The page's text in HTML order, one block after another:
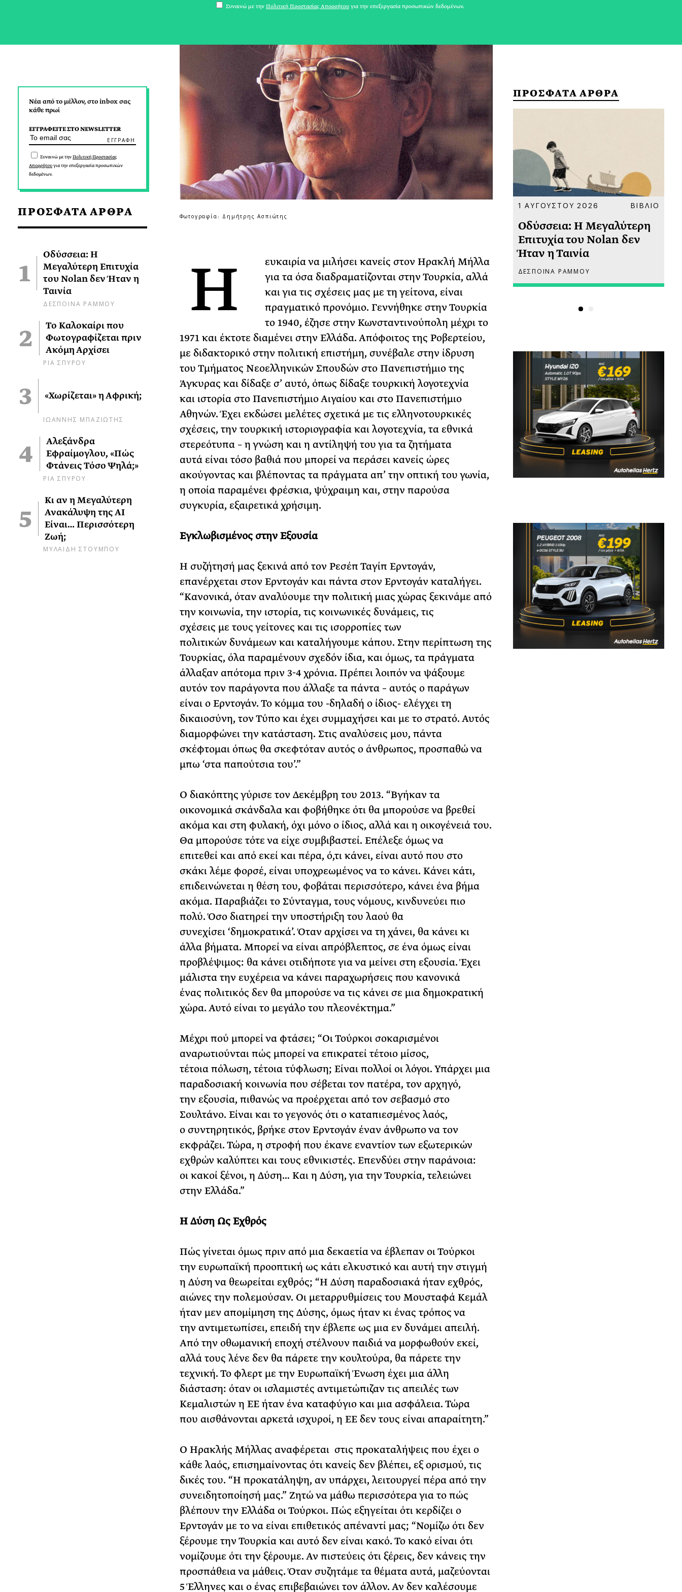
Νέα από το μέλλον, στο inbox σας
κάθε πρωί
ΕΓΓΡΑΦΕΙΤΕ ΣΤΟ NEWSLETTER
Συναινώ με τηνΠολιτική Προστασίας
Απορρήτουγια την επεξεργασία προσωπικών
δεδομένων.
ΠΡΟΣΦΑΤΑ ΑΡΘΡΑ
Οδύσσεια: Η
Μεγαλύτερη Επιτυχία
του Nolan δεν Ήταν η
Ταινία
ΔΕΣΠΟΙΝΑ ΡΑΜΜΟΥ
Το Καλοκαίρι που
Φωτογραφίζεται πριν
Ακόμη Αρχίσει
ΡΙΑ ΣΠΥΡΟΥ
«Χωρίζεται» η Αφρική;
ΙΩΑΝΝΗΣ ΜΠΑΖΙΩΤΗΣ
Αλεξάνδρα
Εφραίμογλου, «Πώς
Φτάνεις Τόσο Ψηλά;»
ΡΙΑ ΣΠΥΡΟΥ
Κι αν η Μεγαλύτερη
Ανακάλυψη της AI
Είναι… Περισσότερη
Ζωή;
ΜΥΛΑΙΔΗ ΣΤΟΥΜΠΟΥ
Φωτογραφία: Δημήτρης Ασπιώτης
Η
ευκαιρία να μιλήσει κανείς στον Ηρακλή Μήλλα
για τα όσα διαδραματίζονται στην Τουρκία, αλλά
και για τις σχέσεις μας με τη γείτονα, είναι
πραγματικό προνόμιο. Γεννήθηκε στην Τουρκία
το 1940, έζησε στην Κωνσταντινούπολη μέχρι το
1971 και έκτοτε διαμένει στην Ελλάδα. Απόφοιτος της Ροβερτείου,
με διδακτορικό στην πολιτική επιστήμη, συνέβαλε στην ίδρυση
του Τμήματος Νεοελληνικών Σπουδών στο Πανεπιστήμιο της
Άγκυρας και δίδαξε σ’ αυτό, όπως δίδαξε τουρκική λογοτεχνία
και ιστορία στο Πανεπιστήμιο Αιγαίου και στο Πανεπιστήμιο
Αθηνών. Έχει εκδώσει μελέτες σχετικά με τις ελληνοτουρκικές
σχέσεις, την τουρκική ιστοριογραφία και λογοτεχνία, τα εθνικά
στερεότυπα – η γνώση και η αντίληψή του για τα ζητήματα
αυτά είναι τόσο βαθιά που μπορεί να περάσει κανείς ώρες
ακούγοντας και βλέποντας τα πράγματα απ’ την οπτική του γωνία,
η οποία παραμένει φρέσκια, ψύχραιμη και, στην παρούσα
συγκυρία, εξαιρετικά χρήσιμη.
Εγκλωβισμένος στην Εξουσία
Η συζήτησή μας ξεκινά από τον Ρεσέπ Ταγίπ Ερντογάν,
επανέρχεται στον Ερντογάν και πάντα στον Ερντογάν καταλήγει.
“Κανονικά, όταν αναλύουμε την πολιτική μιας χώρας ξεκινάμε από
την κοινωνία, την ιστορία, τις κοινωνικές δυνάμεις, τις
σχέσεις με τους γείτονες και τις ισορροπίες των
πολιτικών δυνάμεων και καταλήγουμε κάπου. Στην περίπτωση της
Τουρκίας, όλα παραμένουν σχεδόν ίδια, και όμως, τα πράγματα
άλλαξαν απότομα πριν 3-4 χρόνια. Πρέπει λοιπόν να ψάξουμε
αυτόν τον παράγοντα που άλλαξε τα πάντα – αυτός ο παράγων
είναι ο Ερντογάν. Το κόμμα του -δηλαδή ο ίδιος- ελέγχει τη
δικαιοσύνη, τον Τύπο και έχει συμμαχήσει και με το στρατό. Αυτός
διαμορφώνει την κατάσταση. Στις αναλύσεις μου, πάντα
σκέφτομαι όπως θα σκεφτόταν αυτός ο άνθρωπος, προσπαθώ να
μπω ‘στα παπούτσια του’.”
Ο διακόπτης γύρισε τον Δεκέμβρη του 2013. “Βγήκαν τα
οικονομικά σκάνδαλα και φοβήθηκε ότι θα μπορούσε να βρεθεί
ακόμα και στη φυλακή, όχι μόνο ο ίδιος, αλλά και η οικογένειά του.
Θα μπορούσε τότε να είχε συμβιβαστεί. Επέλεξε όμως να
επιτεθεί και από εκεί και πέρα, ό,τι κάνει, είναι αυτό που στο
σκάκι λέμε φορσέ, είναι υποχρεωμένος να το κάνει. Κάνει κάτι,
επιδεινώνεται η θέση του, φοβάται περισσότερο, κάνει ένα βήμα
ακόμα. Παραβιάζει το Σύνταγμα, τους νόμους, κινδυνεύει πιο
πολύ. Όσο διατηρεί την υποστήριξη του λαού θα
συνεχίσει ‘δημοκρατικά’. Όταν αρχίσει να τη χάνει, θα κάνει κι
άλλα βήματα. Μπορεί να είναι απρόβλεπτος, σε ένα όμως είναι
προβλέψιμος: θα κάνει οτιδήποτε για να μείνει στη εξουσία. Έχει
μάλιστα την ευχέρεια να κάνει παραχωρήσεις που κανονικά
ένας πολιτικός δεν θα μπορούσε να τις κάνει σε μια δημοκρατική
χώρα. Αυτό είναι το μεγάλο του πλεονέκτημα.”
Μέχρι πού μπορεί να φτάσει; “Οι Τούρκοι σοκαρισμένοι
αναρωτιούνται πώς μπορεί να επικρατεί τέτοιο μίσος,
τέτοια πόλωση, τέτοια τύφλωση; Είναι πολλοί οι λόγοι. Υπάρχει μια
παραδοσιακή κοινωνία που σέβεται τον πατέρα, τον αρχηγό,
την εξουσία, πιθανώς να προέρχεται από τον σεβασμό στο
Σουλτάνο. Είναι και το γεγονός ότι ο καταπιεσμένος λαός,
ο συντηρητικός, βρήκε στον Ερντογάν έναν άνθρωπο να τον
εκφράζει. Τώρα, η στροφή που έκανε εναντίον των εξωτερικών
εχθρών καλύπτει και τους εθνικιστές. Επενδύει στην παράνοια:
οι κακοί ξένοι, η Δύση… Και η Δύση, για την Τουρκία, τελειώνει
στην Ελλάδα.”
Η Δύση Ως Εχθρός
Πώς γίνεται όμως πριν από μια δεκαετία να έβλεπαν οι Τούρκοι
την ευρωπαϊκή προοπτική ως κάτι ελκυστικό και αυτή την στιγμή
η Δύση να θεωρείται εχθρός; “Η Δύση παραδοσιακά ήταν εχθρός,
αιώνες την πολεμούσαν. Οι μεταρρυθμίσεις του Μουσταφά Κεμάλ
ήταν μεν απομίμηση της Δύσης, όμως ήταν κι ένας τρόπος να
την αντιμετωπίσει, επειδή την έβλεπε ως μια εν δυνάμει απειλή.
Από την οθωμανική εποχή στέλνουν παιδιά να μορφωθούν εκεί,
αλλά τους λένε δεν θα πάρετε την κουλτούρα, θα πάρετε την
τεχνική. Το φλερτ με την Ευρωπαϊκή Ένωση έχει μια άλλη
διάσταση: όταν οι ισλαμιστές αντιμετώπιζαν τις απειλές των
Κεμαλιστών η ΕΕ ήταν ένα καταφύγιο και μια ασφάλεια. Τώρα
που αισθάνονται αρκετά ισχυροί, η ΕΕ δεν τους είναι απαραίτητη.”
O Ηρακλής Μήλλας αναφέρεται στις προκαταλήψεις που έχει ο
κάθε λαός, επισημαίνοντας ότι κανείς δεν βλέπει, εξ ορισμού, τις
δικές του. “Η προκατάληψη, αν υπάρχει, λειτουργεί πέρα από την
συνειδητοποίησή μας.” Ζητώ να μάθω περισσότερα για το πώς
βλέπουν την Ελλάδα οι Τούρκοι. Πώς εξηγείται ότι κερδίζει ο
Ερντογάν με το να είναι επιθετικός απέναντί μας; “Νομίζω ότι δεν
ξέρουμε την Τουρκία και αυτό δεν είναι κακό. Το κακό είναι ότι
νομίζουμε ότι την ξέρουμε. Αν πιστεύεις ότι ξέρεις, δεν κάνεις την
προσπάθεια να μάθεις. Όταν συζητάμε τα θέματα αυτά, μαζεύονται
5 Έλληνες και ο ένας επιβεβαιώνει τον άλλον. Αν δεν καλέσουμε
ΠΡΟΣΦΑΤΑ ΑΡΘΡΑ
Ακόμη Αρχίσει
ΡΙΑ ΣΠΥΡΟΥ
1 ΑΥΓΟΥΣΤΟΥ 2026 ΒΙΒΛΙΟ
Οδύσσεια: Η Μεγαλύτερη
Επιτυχία του Nolan δεν
Ήταν η Ταινία
ΔΕΣΠΟΙΝΑ ΡΑΜΜΟΥ
Συναινώ με την Πολιτική Προστασίας Απορρήτου για την επεξεργασία προσωπικών δεδομένων.